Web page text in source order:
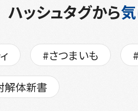
ハッシュタグから
#さつまいも
解体新書